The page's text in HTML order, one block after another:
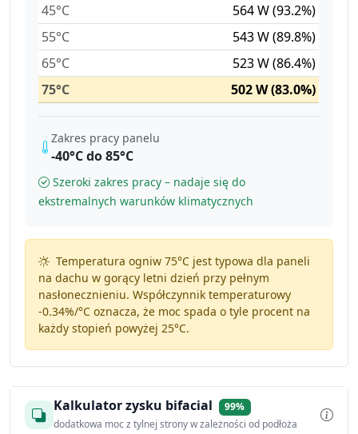
45°C
564 W (93.2%)
55°C
543 W (89.8%)
65°C
523 W (86.4%)
75°C
502 W (83.0%)
Zakres pracy panelu
-40°C do 85°C
Szeroki zakres pracy – nadaje się do
ekstremalnych warunków klimatycznych
Temperatura ogniw 75°C jest typowa dla paneli
na dachu w gorący letni dzień przy pełnym
nasłonecznieniu. Współczynnik temperaturowy
-0.34%/°Coznacza, że moc spada o tyle procent na
każdy stopień powyżej 25°C.
Kalkulator zysku bifacial
99%
dodatkowa moc z tylnej strony w zależności od podłoża